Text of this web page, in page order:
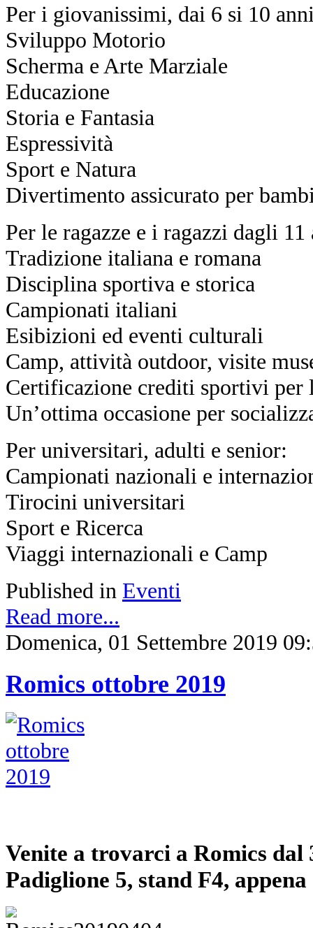
Per i giovanissimi, dai 6 si 10
Sviluppo Motorio
Scherma e Arte Marziale
Educazione
Storia e Fantasia
Espressività
Sport e Natura
Divertimento assicurato per
Per le ragazze e i ragazzi dagli
Tradizione italiana e romana
Disciplina sportiva e storica
Campionati italiani
Esibizioni ed eventi culturali
Camp, attività outdoor, visite
Certificazione crediti sportivi per
Un’ottima occasione per
Per universitari, adulti e senior:
Campionati nazionali e
Tirocini universitari
Sport e Ricerca
Viaggi internazionali e Camp
Published in Eventi
Read more...
Domenica, 01 Settembre 2019
Romics ottobre 2019
Venite a trovarci a Romics
Padiglione 5, stand F4,